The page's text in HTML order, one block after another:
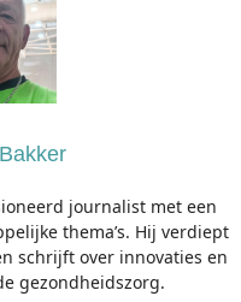
journalist met een
thema’s. Hij verdiept
schrijft over innovaties en
gezondheidszorg.